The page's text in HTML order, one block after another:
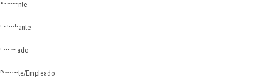
Aspirante
Estudiante
Egresado
Docente/Empleado